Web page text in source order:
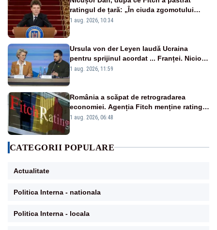
ratingul de țară: „În ciuda zgomotului
politic, România funcționează”
1 aug. 2026, 10:34
Ursula von der Leyen laudă Ucraina
pentru sprijinul acordat ... Franței. Nicio
reacție privind ajutorul energetic promis
1 aug. 2026, 11:59
România a scăpat de retrogradarea
economiei. Agenția Fitch menține ratingul
„BBB-” cu perspectivă negativă
1 aug. 2026, 06:48
CATEGORII POPULARE
Actualitate
Politica Interna - nationala
Politica Interna - locala